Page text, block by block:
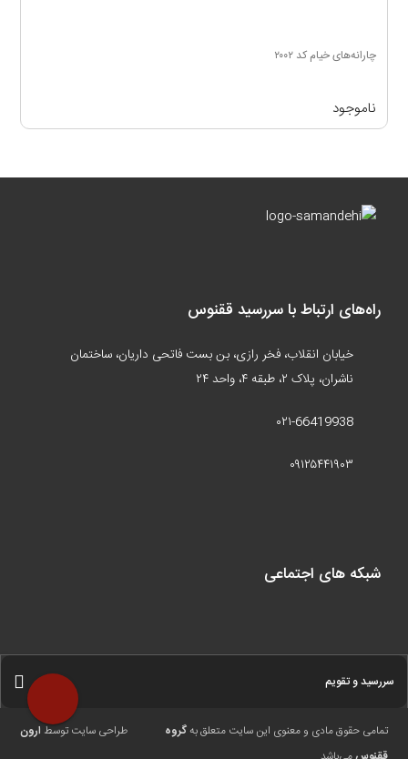
چارانه‌های خیام کد ۲۰۰۲
ناموجود
راه‌های ارتباط با سررسید ققنوس
خیابان انقلاب، فخر رازی، بن بست فاتحی داریان، ساختمان
ناشران، پلاک ۲، طبقه ۴، واحد ۲۴
۰۲۱-66419938
۰۹۱۲۵۴۴۱۹۰۳
شبکه های اجتماعی
سررسید و تقویم
تمامی حقوق مادی و معنوی این سایت متعلق بهگروه
طراحی سایت توسط ارون